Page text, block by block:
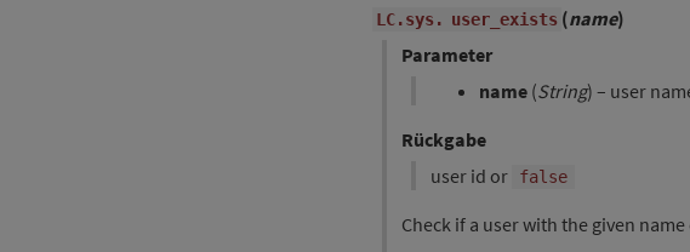
LC.sys. user_exists (name)
Parameter
name (String) – user
Rückgabe
user id or
false
Check if a user with the given